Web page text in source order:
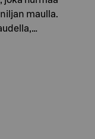
maulla.